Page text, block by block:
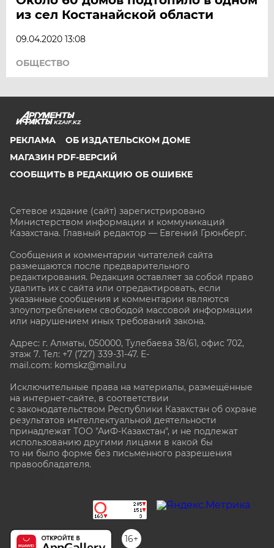
из сел Костанайской области
09.04.2020 13:08
ОБЩЕСТВО
KZAIF.KZ
РЕКЛАМА
ОБ ИЗДАТЕЛЬСКОМ ДОМЕ
МАГАЗИН PDF-ВЕРСИЙ
СООБЩИТЬ В РЕДАКЦИЮ ОБ ОШИБКЕ
Сетевое издание (сайт) зарегистрировано
Министерством информации и коммуникаций
Казахстана. Главный редактор — Евгений Грюнберг.
Сообщения и комментарии читателей сайта
размещаются после предварительного
редактирования. Редакция оставляет за собой право
удалить их с сайта или отредактировать, если
указанные сообщения и комментарии являются
злоупотреблением свободой массовой информации
или нарушением иных требований закона.
Адрес: г. Алматы, 050000, Тулебаева 38/61, офис 702,
этаж 7. Тел: +7 (727) 339-31-47. E-
mail.com: komskz@mail.ru
Исключительные права на материалы, размещённые
на интернет-сайте, в соответствии
с законодательством Республики Казахстан об охране
результатов интеллектуальной деятельности
принадлежат ТОО "АиФ-Казахстан", и не подлежат
использованию другими лицами в какой бы
то ни было форме без письменного разрешения
правообладателя.
16+